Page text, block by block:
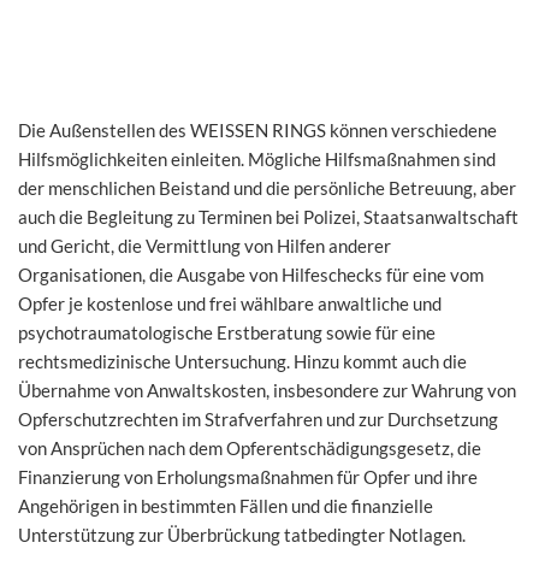
Die Außenstellen des WEISSEN RINGS können verschiedene
Hilfsmöglichkeiten einleiten. Mögliche Hilfsmaßnahmen sind
der menschlichen Beistand und die persönliche Betreuung, aber
auch die Begleitung zu Terminen bei Polizei, Staatsanwaltschaft
und Gericht, die Vermittlung von Hilfen anderer
Organisationen, die Ausgabe von Hilfeschecks für eine vom
Opfer je kostenlose und frei wählbare anwaltliche und
psychotraumatologische Erstberatung sowie für eine
rechtsmedizinische Untersuchung. Hinzu kommt auch die
Übernahme von Anwaltskosten, insbesondere zur Wahrung von
Opferschutzrechten im Strafverfahren und zur Durchsetzung
von Ansprüchen nach dem Opferentschädigungsgesetz, die
Finanzierung von Erholungsmaßnahmen für Opfer und ihre
Angehörigen in bestimmten Fällen und die finanzielle
Unterstützung zur Überbrückung tatbedingter Notlagen.